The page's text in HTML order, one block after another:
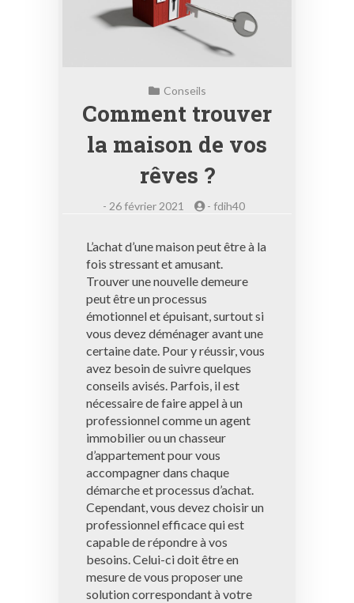
Conseils
Comment trouver
la maison de vos
rêves ?
- 26 février 2021 - fdih40
L’achat d’une maison peut être à la
fois stressant et amusant.
Trouver une nouvelle demeure
peut être un processus
émotionnel et épuisant, surtout si
vous devez déménager avant une
certaine date. Pour y réussir, vous
avez besoin de suivre quelques
conseils avisés. Parfois, il est
nécessaire de faire appel à un
professionnel comme un agent
immobilier ou un chasseur
d’appartement pour vous
accompagner dans chaque
démarche et processus d’achat.
Cependant, vous devez choisir un
professionnel efficace qui est
capable de répondre à vos
besoins. Celui-ci doit être en
mesure de vous proposer une
solution correspondant à votre